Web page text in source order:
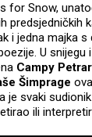
for Snow,
predsjedničkih
i jedna majka
U
Campy
Šimprage
je svaki
ili